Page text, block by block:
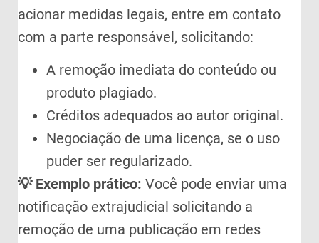
acionar medidas legais, entre em contato
com a parte responsável, solicitando:
A remoção imediata do conteúdo ou
produto plagiado.
Créditos adequados ao autor original.
Negociação de uma licença, se o uso
puder ser regularizado.
💡 Exemplo prático: Você pode enviar uma
notificação extrajudicial solicitando a
remoção de uma publicação em redes